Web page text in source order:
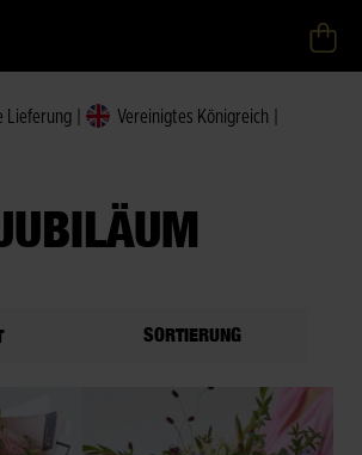
Lieferung Vereinigtes Königreich
SORTIERUNG